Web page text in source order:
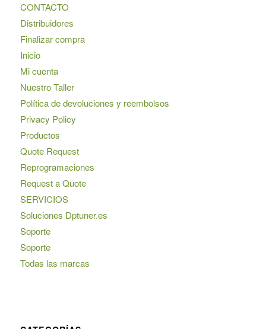
CONTACTO
Distribuidores
Finalizar compra
Inicio
Mi cuenta
Nuestro Taller
Política de devoluciones y reembolsos
Privacy Policy
Productos
Quote Request
Reprogramaciones
Request a Quote
SERVICIOS
Soluciones Dptuner.es
Soporte
Soporte
Todas las marcas